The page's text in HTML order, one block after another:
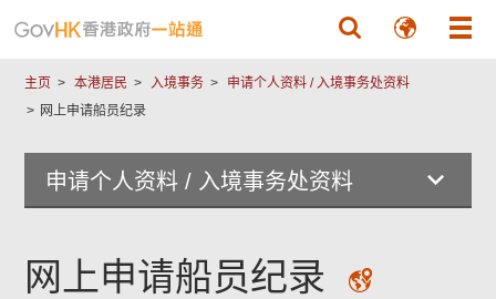
主页 本港居民 入境事务
申请个人资料 / 入境事务处资料
网上申请船员纪录
申请个人资料 / 入境事务处资料
网上申请船员纪录